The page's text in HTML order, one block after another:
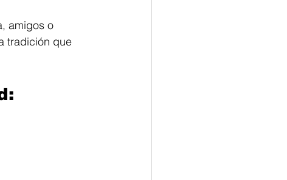
amigos o
tradición que